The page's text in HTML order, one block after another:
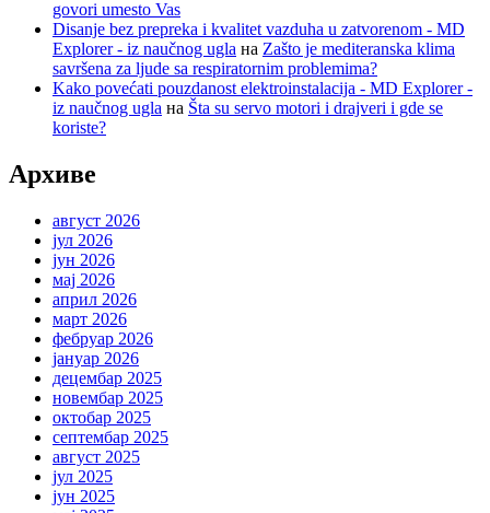
govori umesto Vas
Disanje bez prepreka i kvalitet vazduha u zatvorenom - MD
Explorer - iz naučnog ugla на Zašto je mediteranska klima
savršena za ljude sa respiratornim problemima?
Kako povećati pouzdanost elektroinstalacija - MD Explorer -
iz naučnog ugla на Šta su servo motori i drajveri i gde se
koriste?
Архиве
август 2026
јул 2026
јун 2026
мај 2026
април 2026
март 2026
фебруар 2026
јануар 2026
децембар 2025
новембар 2025
октобар 2025
септембар 2025
август 2025
јул 2025
јун 2025